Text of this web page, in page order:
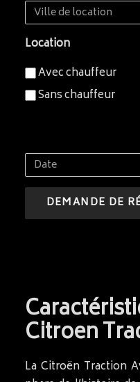
Ville
de
location
Location
Avec chauffeur
Sans chauffeur
Date
Citroen
La Citroën Traction